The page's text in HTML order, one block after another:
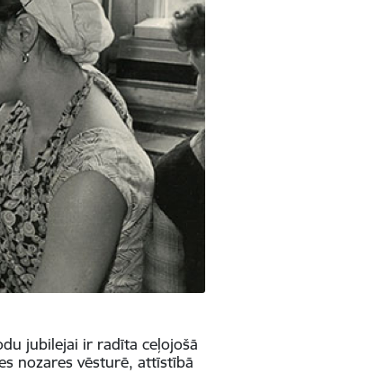
jubilejai ir radīta ceļojošā
nozares vēsturē, attīstībā